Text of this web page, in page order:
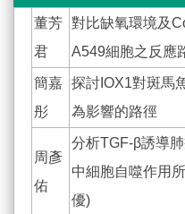
董芳
君
對比缺氧環境及
A549細胞之反應
簡嘉
彤
探討IOX1對斑馬
為影響的路徑
周彥
佑
分析TGF-β誘導
中細胞自噬作用
優)